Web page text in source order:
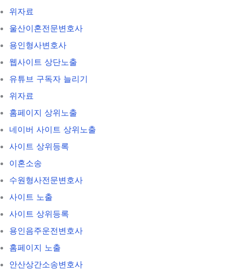
위자료
울산이혼전문변호사
용인형사변호사
웹사이트 상단노출
유튜브 구독자 늘리기
위자료
홈페이지 상위노출
네이버 사이트 상위노출
사이트 상위등록
이혼소송
수원형사전문변호사
사이트 노출
사이트 상위등록
용인음주운전변호사
홈페이지 노출
안산상간소송변호사